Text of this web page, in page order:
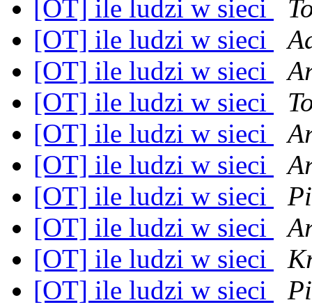
[OT] ile ludzi w sieci
[OT] ile ludzi w sieci
[OT] ile ludzi w sieci
[OT] ile ludzi w sieci
[OT] ile ludzi w sieci
[OT] ile ludzi w sieci
[OT] ile ludzi w sieci
[OT] ile ludzi w sieci
[OT] ile ludzi w sieci
[OT] ile ludzi w sieci